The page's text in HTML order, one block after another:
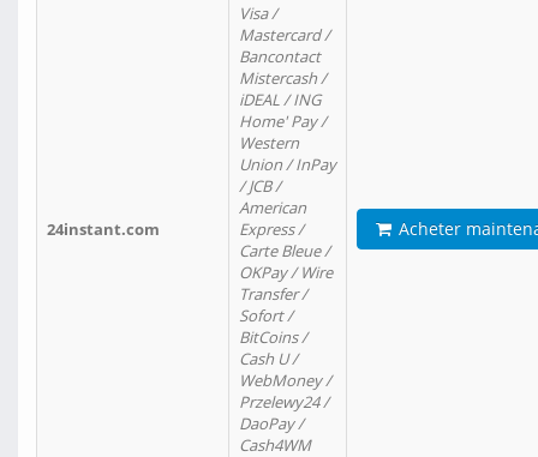
24instant.com
Visa /
Mastercard /
Bancontact
Mistercash /
iDEAL / ING
Home' Pay /
Western
Union / InPay
/ JCB /
American
Express /
Carte Bleue /
OKPay / Wire
Transfer /
Sofort /
BitCoins /
Cash U /
WebMoney /
Przelewy24 /
DaoPay /
Cash4WM
Acheter